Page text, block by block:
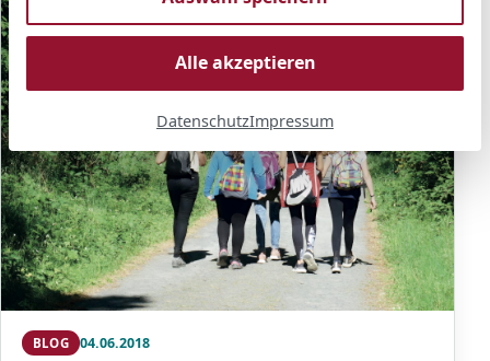
BLOG 04.06.2018
Alle akzeptieren
DatenschutzImpressum